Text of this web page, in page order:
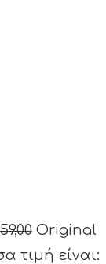
59,00 Original
τιμή είναι: